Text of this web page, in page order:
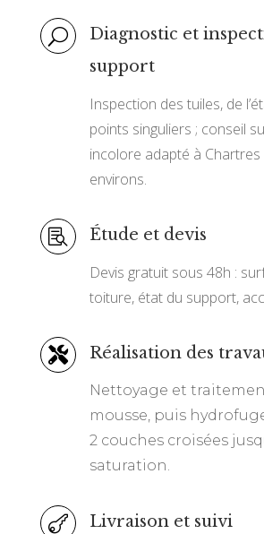
U
Diagnostic et
support
Inspection des tuiles, de
points singuliers ; conseil
incolore adapté à Chartres
environs.

Étude et devis
Devis gratuit sous 48h :
toiture, état du support,
 Réalisation des
Nettoyage et
mousse, puis
2 couches croisées
saturation.
 Livraison et suivi